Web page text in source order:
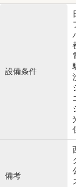
設備条件
備考